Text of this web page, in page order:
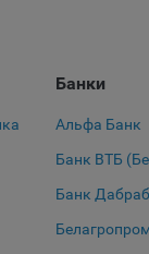
Банки
Альфа Банк
Банк ВТБ
Банк